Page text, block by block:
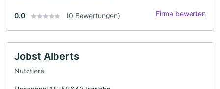
0.0 (0 Bewertungen) Firma bewerten
Jobst Alberts
Nutztiere